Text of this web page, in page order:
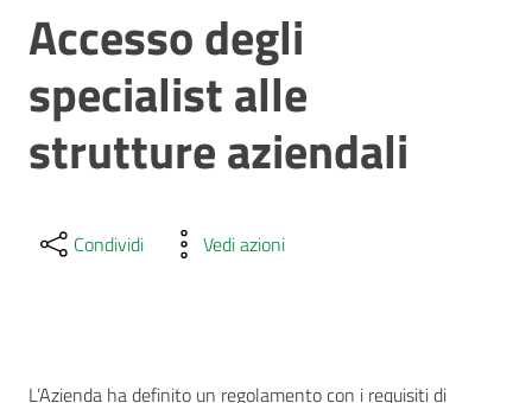
Accesso degli
specialist alle
strutture aziendali
Condividi Vedi azioni
L’Azienda ha definito un regolamento con i requisiti di